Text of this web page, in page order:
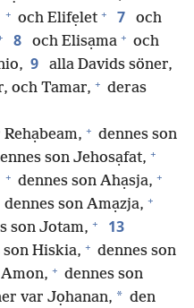
+ och Elifẹlet + 7
och
8 och Elisạma + och
9
alla Davids söner,
och Tamar, + deras
+ dennes son
son Jehosạfat, +
+ dennes son Ahạsja, +
dennes son Amạzja, +
son Jotam, + 13
son Hiskia, + dennes son
+ dennes son
var Jọhanan, * den